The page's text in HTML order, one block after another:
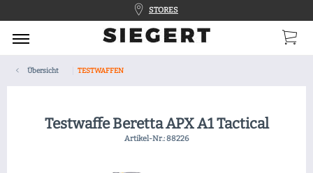
STORES
Übersicht TESTWAFFEN
Testwaffe Beretta APX A1 Tactical
Artikel-Nr.:88226